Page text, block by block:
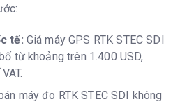
tế: Giá máy GPS RTK STEC SDI
từ khoảng trên 1.400 USD,
máy đo RTK STEC SDI không